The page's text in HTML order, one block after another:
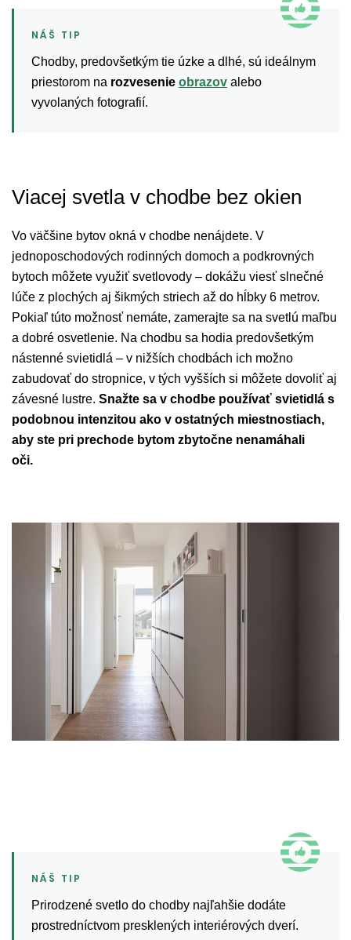
Chodby, predovšetkým tie úzke a dlhé, sú ideálnym
priestorom na rozvesenie obrazov alebo
vyvolaných fotografií.
Viacej svetla v chodbe bez okien
Vo väčšine bytov okná v chodbe nenájdete. V
jednoposchodových rodinných domoch a podkrovných
bytoch môžete využiť svetlovody – dokážu viesť slnečné
lúče z plochých aj šikmých striech až do hĺbky 6 metrov.
Pokiaľ túto možnosť nemáte, zamerajte sa na svetlú maľbu
a dobré osvetlenie. Na chodbu sa hodia predovšetkým
nástenné svietidlá – v nižších chodbách ich možno
zabudovať do stropnice, v tých vyšších si môžete dovoliť aj
závesné lustre. Snažte sa v chodbe používať svietidlá s
podobnou intenzitou ako v ostatných miestnostiach,
aby ste pri prechode bytom zbytočne nenamáhali
oči.
Prirodzené svetlo do chodby najľahšie dodáte
prostredníctvom presklených interiérových dverí.